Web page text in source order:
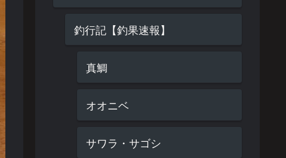
釣行記【釣果速報】
真鯛
オオニベ
サワラ・サゴシ